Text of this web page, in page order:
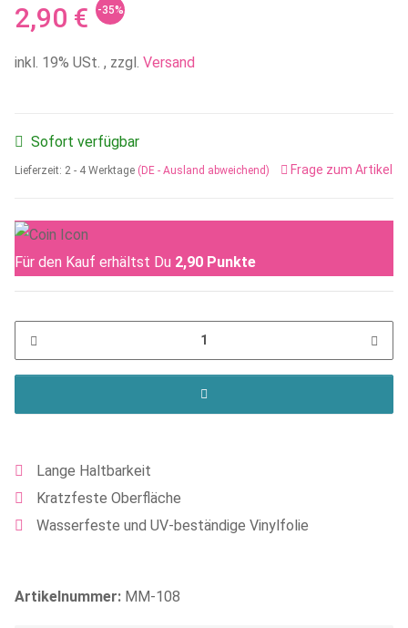
Artikelnummer: MM-108
Lange Haltbarkeit
Kratzfeste Oberfläche
Wasserfeste und UV-beständige Vinylfolie
2,90 € -35%
inkl. 19% USt. , zzgl. Versand
Sofort verfügbar
Lieferzeit: 2 - 4 Werktage (DE - Ausland abweichend) Frage zum Artikel
Für den Kauf erhältst Du 2,90 Punkte